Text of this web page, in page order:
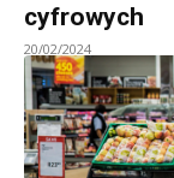
cyfrowych
20/02/2024